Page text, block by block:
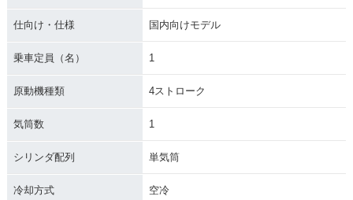
仕向け・仕様 国内向けモデル
乗車定員（名） 1
原動機種類 4ストローク
気筒数 1
シリンダ配列 単気筒
冷却方式 空冷